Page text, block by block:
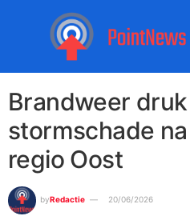
Brandweer
stormschade
regio Oost
byRedactie 20/06/2026